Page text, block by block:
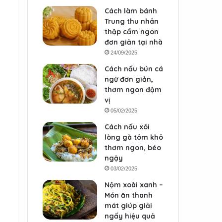
Cách làm bánh
Trung thu nhân
thập cẩm ngon
đơn giản tại nhà
24/09/2025
Cách nấu bún cá
ngừ đơn giản,
thơm ngon đậm
vị
05/02/2025
Cách nấu xôi
lòng gà tôm khô
thơm ngon, béo
ngậy
03/02/2025
Nộm xoài xanh –
Món ăn thanh
mát giúp giải
ngấy hiệu quả